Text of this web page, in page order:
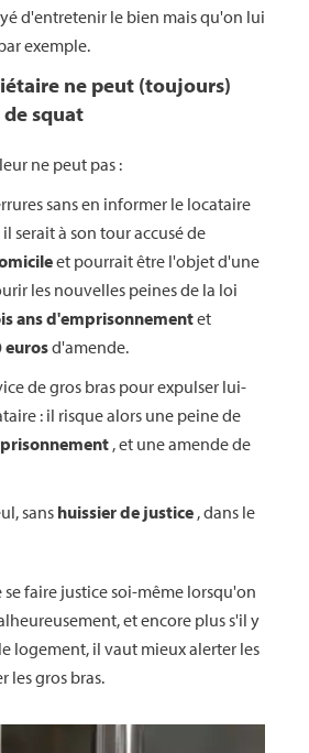
d'entretenir le bien mais qu'on lui
exemple.
ne peut (toujours)
de squat
ne peut pas :
sans en informer le locataire
serait à son tour accusé de
et pourrait être l'objet d'une
les nouvelles peines de la loi
ans d'emprisonnementet
eurosd'amende.
de gros bras pour expulser lui-
: il risque alors une peine de
, et une amende de
sanshuissier de justice , dans le
se faire justice soi-même lorsqu'on
et encore plus s'il y
logement, il vaut mieux alerter les
les gros bras.